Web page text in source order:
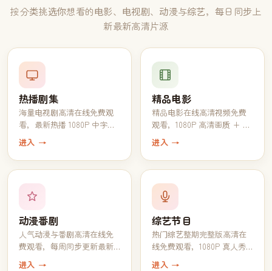
按分类挑选你想看的电影、电视剧、动漫与综艺，每日同步上
新最新高清片源
热播剧集
海量电视剧高清在线免费观
看，最新热播 1080P 中字完
结全集一键追完
进入 →
精品电影
精品电影在线高清视频免费
观看，1080P 高清画质 + 中
文字幕一键播放
进入 →
动漫番剧
人气动漫与番剧高清在线免
费观看，每周同步更新最新
一话
进入 →
综艺节目
热门综艺整期完整版高清在
线免费观看，1080P 真人秀
脱口秀全收录
进入 →